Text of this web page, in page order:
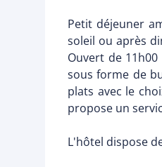
Petit déjeuner
soleil ou après
Ouvert de
sous forme de
plats avec le
propose un
L'hôtel dispose